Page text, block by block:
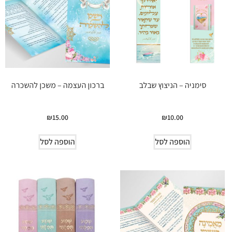
סימניה – הניצוץ שבלב
₪10.00
הוספה לסל
ברכון העצמה – משכן להשכרה
₪15.00
הוספה לסל